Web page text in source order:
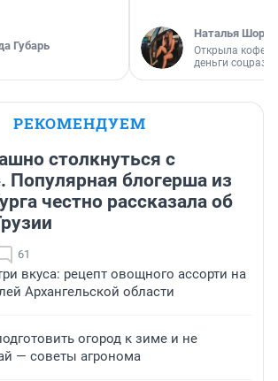
Губарь
Наталья
Открыла
деньги
РЕКОМЕНДУЕМ
столкнуться с
Популярная блогерша из
честно рассказала об
61
вкуса: рецепт овощного ассорти на
Архангельской области
огород к зиме и не
— советы агронома